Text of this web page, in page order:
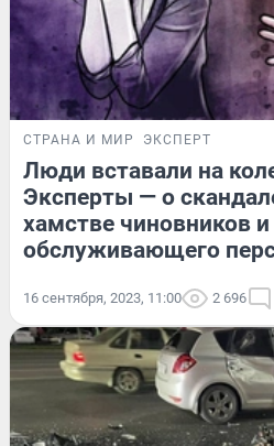
СТРАНА И МИР ЭКСПЕРТ
Люди вставали на
Эксперты — о
хамстве чиновников и
обслуживающего
16 сентября, 2023, 11:00 2 696